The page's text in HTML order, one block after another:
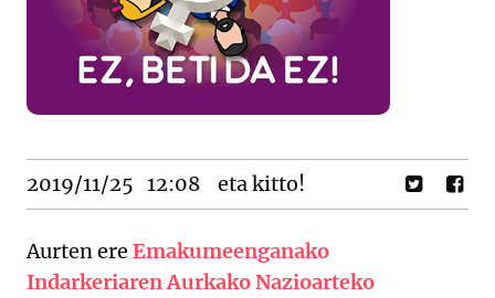
2019/11/25 12:08 eta kitto!
Aurten ere Emakumeenganako
Indarkeriaren Aurkako Nazioarteko